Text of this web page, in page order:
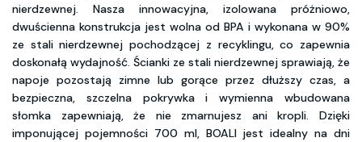
nierdzewnej. Nasza innowacyjna, izolowana próżniowo,
dwuścienna konstrukcja jest wolna od BPA i wykonana w 90%
ze stali nierdzewnej pochodzącej z recyklingu, co zapewnia
doskonałą wydajność. Ścianki ze stali nierdzewnej sprawiają, że
napoje pozostają zimne lub gorące przez dłuższy czas, a
bezpieczna, szczelna pokrywka i wymienna wbudowana
słomka zapewniają, że nie zmarnujesz ani kropli. Dzięki
imponującej pojemności 700 ml, BOALI jest idealny na dni